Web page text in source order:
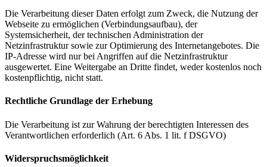
Die Verarbeitung dieser Daten erfolgt zum Zweck, die Nutzung der
Webseite zu ermöglichen (Verbindungsaufbau), der
Systemsicherheit, der technischen Administration der
Netzinfrastruktur sowie zur Optimierung des Internetangebotes. Die
IP-Adresse wird nur bei Angriffen auf die Netzinfrastruktur
ausgewertet. Eine Weitergabe an Dritte findet, weder kostenlos noch
kostenpflichtig, nicht statt.
Rechtliche Grundlage der Erhebung
Die Verarbeitung ist zur Wahrung der berechtigten Interessen des
Verantwortlichen erforderlich (Art. 6 Abs. 1 lit. f DSGVO)
Widerspruchsmöglichkeit